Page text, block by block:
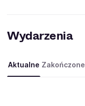
Wydarzenia
Aktualne Zakończone